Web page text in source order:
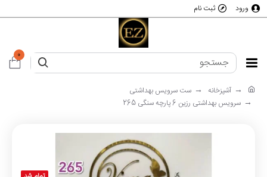
ورود ثبت نام
0
آشپزخانه
ست سرویس بهداشتی
سرویس بهداشتی رزین 6 پارچه سنگی 265
ت
ه